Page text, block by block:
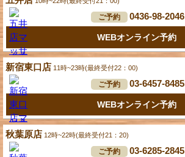
ご予約 0436-98-2046
WEBオンライン予約
新宿東口店 11時~23時(最終受付22：00)
ご予約 03-6457-8485
WEBオンライン予約
秋葉原店 12時~22時(最終受付21：20)
ご予約 03-6285-2845